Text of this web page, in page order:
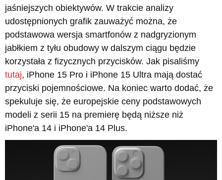
jaśniejszych obiektywów. W trakcie analizy
udostępnionych grafik zauważyć można, że
podstawowa wersja smartfonów z nadgryzionym
jabłkiem z tyłu obudowy w dalszym ciągu będzie
korzystała z fizycznych przycisków. Jak pisaliśmy
tutaj, iPhone 15 Pro i iPhone 15 Ultra mają dostać
przyciski pojemnościowe. Na koniec warto dodać, że
spekuluje się, że europejskie ceny podstawowych
modeli z serii 15 na premierę będą niższe niż
iPhone'a 14 i iPhone'a 14 Plus.